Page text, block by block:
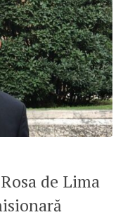
de Lima